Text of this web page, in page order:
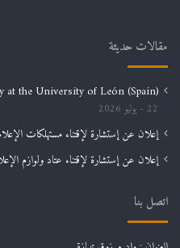
مقالات حديثة
at the University of León (Spain)
22 يوليو 2026
إعلان عن إستشارة لإقتناء مستهلكات
إعلان عن إستشارة لإقتناء عتاد ولوازم
اتصل بنا